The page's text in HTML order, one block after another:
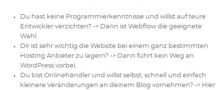
Du hast keine Programmierkenntnisse und willst auf teure
Entwickler verzichten? -> Dann ist Webflow die geeignete
Wahl.
Dir ist sehr wichtig die Website bei einem ganz bestimmten
Hosting Anbieter zu lagern? -> Dann führt kein Weg an
WordPress vorbei.
Du bist Onlinehändler und willst selbst, schnell und einfach
kleinere Veränderungen an deinem Blog vornehmen? -> Hier